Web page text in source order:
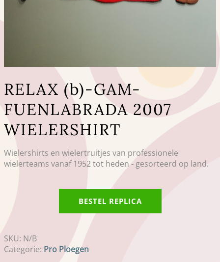
RELAX (b)-GAM-
FUENLABRADA 2007
WIELERSHIRT
Wielershirts en wielertruitjes van professionele
wielerteams vanaf 1952 tot heden - gesorteerd op land.
BESTEL REPLICA
SKU: N/B
Categorie: Pro Ploegen